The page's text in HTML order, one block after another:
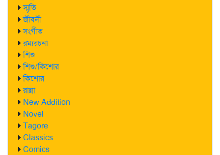
স্মৃতি
জীবনী
সংগীত
রম্যরচনা
শিশু
শিশু/কিশোর
কিশোর
রান্না
New Addition
Novel
Tagore
Classics
Comics